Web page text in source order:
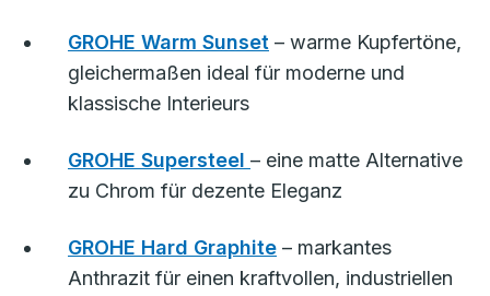
GROHE Warm Sunset – warme Kupfertöne,
gleichermaßen ideal für moderne und
klassische Interieurs
GROHE Supersteel – eine matte Alternative
zu Chrom für dezente Eleganz
GROHE Hard Graphite – markantes
Anthrazit für einen kraftvollen, industriellen